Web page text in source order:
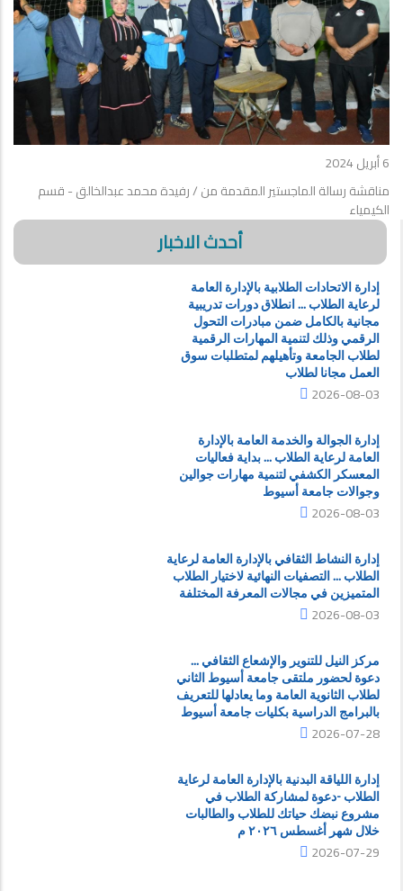
6 أبريل 2024
مناقشة رسالة الماجستير المقدمة من / رفيدة محمد عبدالخالق - قسم
الكيمياء
أحدث الاخبار
إدارة الاتحادات الطلابية بالإدارة العامة
لرعاية الطلاب ... انطلاق دورات تدريبية
مجانية بالكامل ضمن مبادرات التحول
الرقمي وذلك لتنمية المهارات الرقمية
لطلاب الجامعة وتأهيلهم لمتطلبات سوق
العمل مجانا لطلاب
2026-08-03
إدارة الجوالة والخدمة العامة بالإدارة
العامة لرعاية الطلاب ... بداية فعاليات
المعسكر الكشفي لتنمية مهارات جوالين
وجوالات جامعة أسيوط
2026-08-03
إدارة النشاط الثقافي بالإدارة العامة لرعاية
الطلاب ... التصفيات النهائية لاختيار الطلاب
المتميزين في مجالات المعرفة المختلفة
2026-08-03
مركز النيل للتنوير والإشعاع الثقافي ...
دعوة لحضور ملتقى جامعة أسيوط الثاني
لطلاب الثانوية العامة وما يعادلها للتعريف
بالبرامج الدراسية بكليات جامعة أسيوط
2026-07-28
إدارة اللياقة البدنية بالإدارة العامة لرعاية
الطلاب -دعوة لمشاركة الطلاب في
مشروع نبضك حياتك للطلاب والطالبات
خلال شهر أغسطس ٢٠٢٦ م
2026-07-29